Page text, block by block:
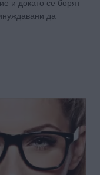
и докато се борят
да